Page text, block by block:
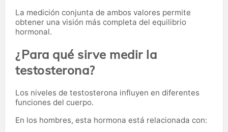
La medición conjunta de ambos valores permite
obtener una visión más completa del equilibrio
hormonal.
¿Para qué sirve medir la
testosterona?
Los niveles de testosterona influyen en diferentes
funciones del cuerpo.
En los hombres, esta hormona está relacionada con: